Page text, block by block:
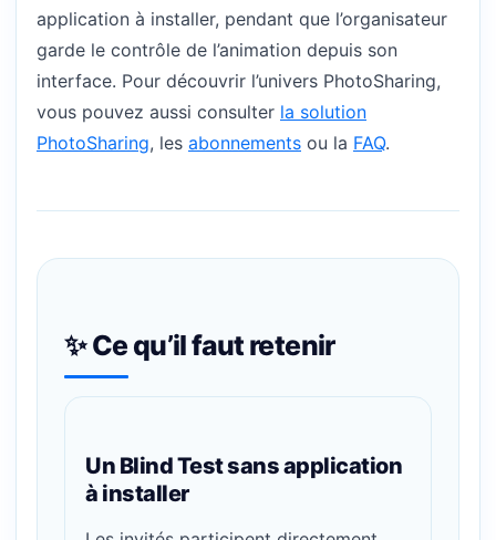
application à installer, pendant que l’organisateur
garde le contrôle de l’animation depuis son
interface. Pour découvrir l’univers PhotoSharing,
vous pouvez aussi consulter la solution
PhotoSharing, les abonnements ou la FAQ.
✨ Ce qu’il faut retenir
Un Blind Test sans application
à installer